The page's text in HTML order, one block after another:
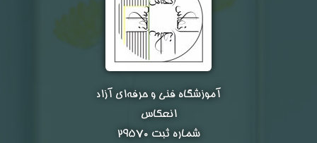
آموزشگاه فنی و حرفه‌ای آزاد
انعکاس
شماره ثبت ۲۹۵۷۰